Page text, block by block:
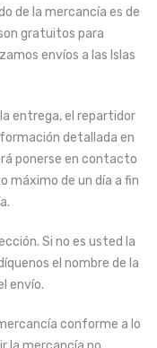
de la mercancía es de
gratuitos para
envíos a las Islas
entrega, el repartidor
detallada en
ponerse en contacto
máximo de un día a fin
Si no es usted la
el nombre de la
envío.
conforme a lo